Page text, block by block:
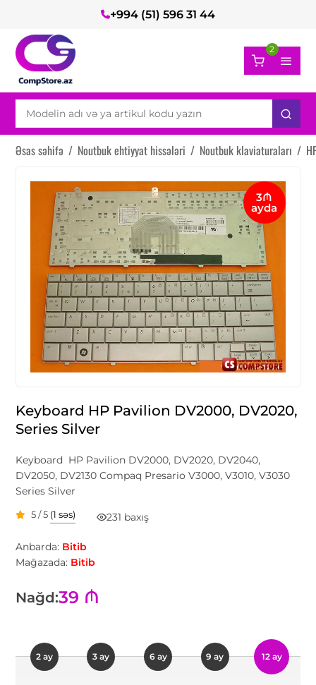
+994 (51) 596 31 44
2
Əsas səhifə / Noutbuk ehtiyyat hissələri / Noutbuk klaviaturaları /
3₼
ayda
Keyboard HP Pavilion DV2000, DV2020,
Series Silver
Keyboard HP Pavilion DV2000, DV2020, DV2040,
DV2050, DV2130 Compaq Presario V3000, V3010, V3030
Series Silver
5 / 5 (1 səs) 231 baxış
Anbarda: Bitib
Mağazada: Bitib
Nağd:39 ₼
2 ay 3 ay 6 ay 9 ay 12 ay